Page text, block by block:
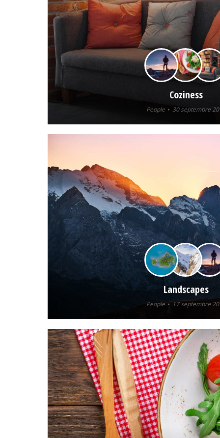
Coziness
People 30 septembre
Landscapes
People 17 septembre